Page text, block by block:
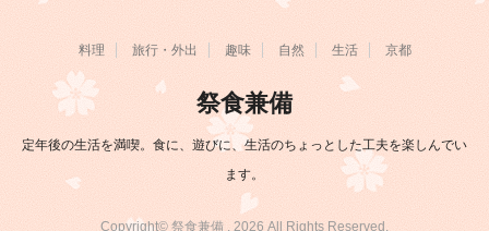
料理 旅行・外出 趣味 自然 生活 京都
祭食兼備
定年後の生活を満喫。食に、遊びに、生活のちょっとした工夫を楽しんでい
ます。
Copyright© 祭食兼備 , 2026 All Rights Reserved.